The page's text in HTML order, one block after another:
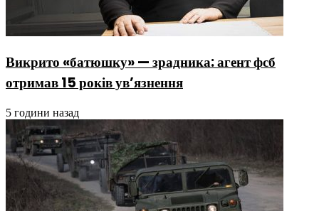
Викрито «батюшку» — зрадника: агент фсб
отримав 15 років ув’язнення
5 години назад